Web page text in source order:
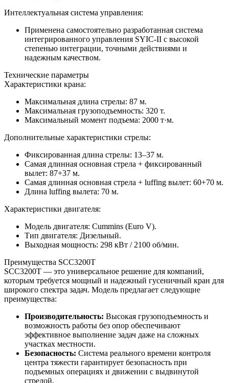
Интеллектуальная система управления:
Применена самостоятельно разработанная система
интегрированного управления SYIC-II с высокой
степенью интеграции, точными действиями и
надежным качеством.
Технические параметры
Характеристики крана:
Максимальная длина стрелы: 87 м.
Максимальная грузоподъемность: 320 т.
Максимальный момент подъема: 2000 т·м.
Дополнительные характеристики стрелы:
Фиксированная длина стрелы: 13–37 м.
Самая длинная основная стрела + фиксированный
вылет: 87+37 м.
Самая длинная основная стрела + luffing вылет: 60+70 м.
Длина luffing вылета: 70 м.
Характеристики двигателя:
Модель двигателя: Cummins (Euro V).
Тип двигателя: Дизельный.
Выходная мощность: 298 кВт / 2100 об/мин.
Преимущества SCC3200T
SCC3200T — это универсальное решение для компаний,
которым требуется мощный и надежный гусеничный кран для
широкого спектра задач. Модель предлагает следующие
преимущества:
Производительность: Высокая грузоподъемность и
возможность работы без опор обеспечивают
эффективное выполнение задач даже на сложных
участках местности.
Безопасность: Система реального времени контроля
центра тяжести гарантирует безопасность при
подъемных операциях и движении с выдвинутой
стрелой.